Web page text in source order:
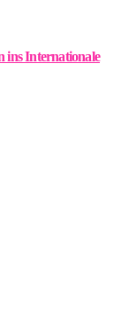
ins Internationale